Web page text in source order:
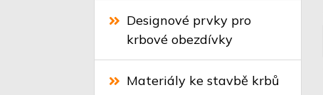
Designové prvky pro
krbové obezdívky
Materiály ke stavbě krbů